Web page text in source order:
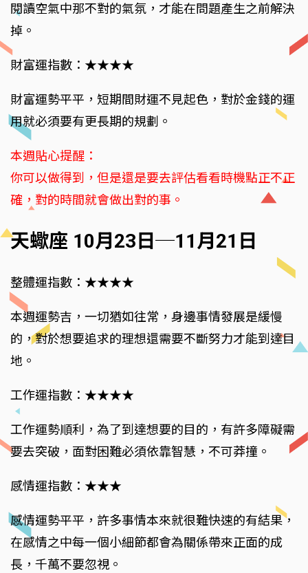
閱讀空氣中那不對的氣氛，才能在問題產生之前解決
掉。
財富運指數：★★★★
財富運勢平平，短期間財運不見起色，對於金錢的運
用就必須要有更長期的規劃。
本週貼心提醒：
你可以做得到，但是還是要去評估看看時機點正不正
確，對的時間就會做出對的事。
天蠍座 10月23日─11月21日
整體運指數：★★★★
本週運勢吉，一切猶如往常，身邊事情發展是緩慢
的，對於想要追求的理想還需要不斷努力才能到達目
地。
工作運指數：★★★★
工作運勢順利，為了到達想要的目的，有許多障礙需
要去突破，面對困難必須依靠智慧，不可莽撞。
感情運指數：★★★
感情運勢平平，許多事情本來就很難快速的有結果，
在感情之中每一個小細節都會為關係帶來正面的成
長，千萬不要忽視。